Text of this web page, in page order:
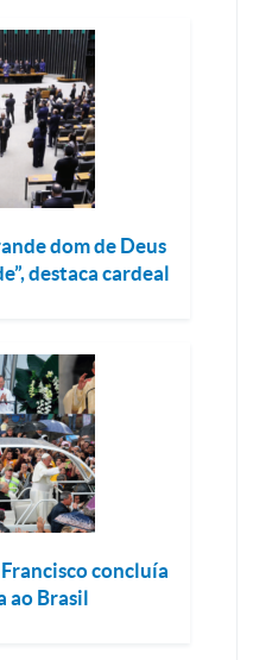
dom de Deus
destaca cardeal
concluía
ao Brasil